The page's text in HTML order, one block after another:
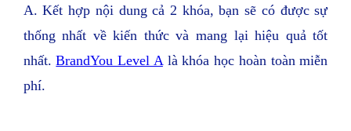
A. Kết hợp nội dung cả 2 khóa, bạn sẽ có được sự
thống nhất về kiến thức và mang lại hiệu quả tốt
nhất.BrandYou Level A là khóa học hoàn toàn miễn
phí.